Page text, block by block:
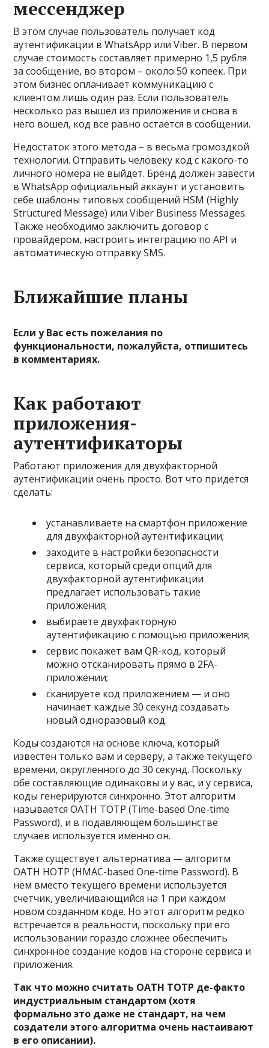
мессенджер
В этом случае пользователь получает код
аутентификации в WhatsApp или Viber. В первом
случае стоимость составляет примерно 1,5 рубля
за сообщение, во втором – около 50 копеек. При
этом бизнес оплачивает коммуникацию с
клиентом лишь один раз. Если пользователь
несколько раз вышел из приложения и снова в
него вошел, код все равно остается в сообщении.
Недостаток этого метода – в весьма громоздкой
технологии. Отправить человеку код с какого-то
личного номера не выйдет. Бренд должен завести
в WhatsApp официальный аккаунт и установить
себе шаблоны типовых сообщений HSM (Highly
Structured Message) или Viber Business Messages.
Также необходимо заключить договор с
провайдером, настроить интеграцию по API и
автоматическую отправку SMS.
Ближайшие планы
Если у Вас есть пожелания по
функциональности, пожалуйста, отпишитесь
в комментариях.
Как работают
приложения-
аутентификаторы
Работают приложения для двухфакторной
аутентификации очень просто. Вот что придется
сделать:
устанавливаете на смартфон приложение
для двухфакторной аутентификации;
заходите в настройки безопасности
сервиса, который среди опций для
двухфакторной аутентификации
предлагает использовать такие
приложения;
выбираете двухфакторную
аутентификацию с помощью приложения;
сервис покажет вам QR-код, который
можно отсканировать прямо в 2FA-
приложении;
сканируете код приложением — и оно
начинает каждые 30 секунд создавать
новый одноразовый код.
Коды создаются на основе ключа, который
известен только вам и серверу, а также текущего
времени, округленного до 30 секунд. Поскольку
обе составляющие одинаковы и у вас, и у сервиса,
коды генерируются синхронно. Этот алгоритм
называется OATH TOTP (Time-based One-time
Password), и в подавляющем большинстве
случаев используется именно он.
Также существует альтернатива — алгоритм
OATH HOTP (HMAC-based One-time Password). В
нем вместо текущего времени используется
счетчик, увеличивающийся на 1 при каждом
новом созданном коде. Но этот алгоритм редко
встречается в реальности, поскольку при его
использовании гораздо сложнее обеспечить
синхронное создание кодов на стороне сервиса и
приложения.
Так что можно считать OATH TOTP де-факто
индустриальным стандартом (хотя
формально это даже не стандарт, на чем
создатели этого алгоритма очень настаивают
в его описании).